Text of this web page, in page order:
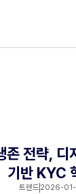
존 전략, 디
기반 KYC
트렌드 2026-01-